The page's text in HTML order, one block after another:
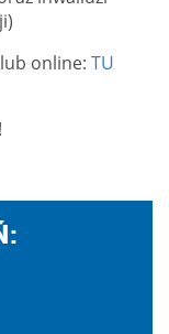
online: TU